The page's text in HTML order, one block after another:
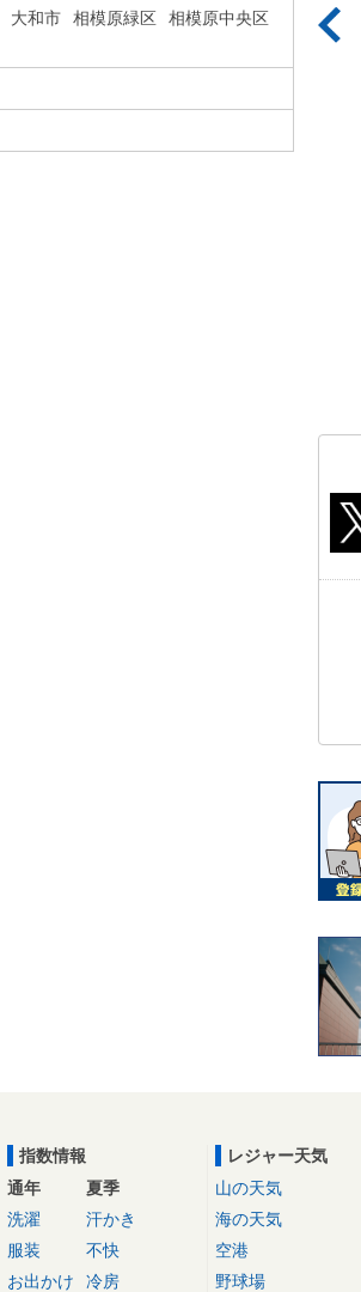
大和市 相模原緑区
相模原中央区
指数情報
通年
洗濯
服装
お出かけ
夏季
汗かき
不快
冷房
レジャー天気
山の天気
海の天気
空港
野球場